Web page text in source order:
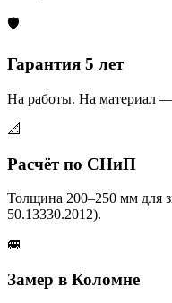
🛡️
Гарантия 5 лет
На работы. На материал —
📐
Расчёт по СНиП
Толщина 200–250 мм для
50.13330.2012).
🚐
Замер в Коломне